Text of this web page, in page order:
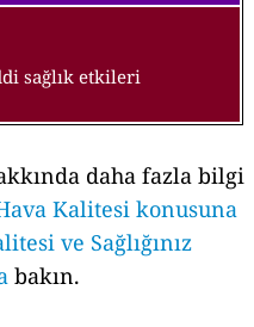
sağlık etkileri
daha fazla bilgi
Kalitesi konusuna
ve Sağlığınız
bakın.